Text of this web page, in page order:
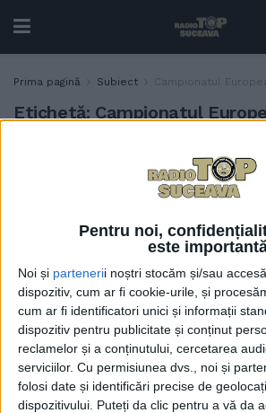
Pentru noi,
este
Noi și partenerii noștri stocăm și/sau
dispozitiv, cum ar fi cookie-urile, și
cum ar fi identificatori unici și informații
dispozitiv pentru publicitate și conținut
reclamelor și a conținutului, cercetarea
serviciilor. Cu permisiunea dvs., noi și
folosi date și identificări precise de
dispozitivului. Puteți da clic pentru a vă da
Prima pagină Subiect Campionatul
Etichetă: Campionatul
Proaspăta
europeană
proba de
Cozmiuc,
cetățean de
municipiului
ei, Marius,
cetățean de
17 AUGUST, 2022